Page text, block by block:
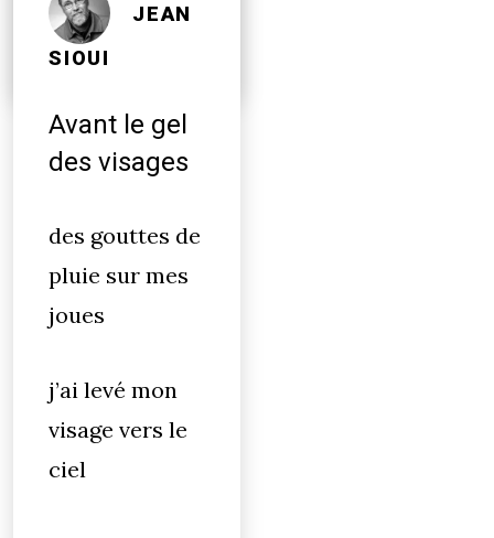
mirages
JEAN
SIOUI
Avant le gel
des visages
des gouttes de
pluie sur mes
joues
j’ai levé mon
visage vers le
ciel